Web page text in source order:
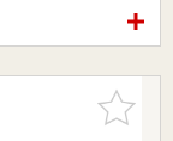
お気に入
りに追加